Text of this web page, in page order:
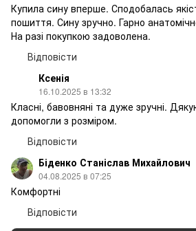
Купила сину вперше. Сподобалась
пошиття. Сину зручно. Гарно
На разі покупкою задоволена.
Відповісти
Ксенія
16.10.2025 в 13:32
Класні, бавовняні та дуже зручні.
допомогли з розміром.
Відповісти
Біденко Станіслав Михайлович
04.08.2025 в 07:25
Комфортні
Відповісти